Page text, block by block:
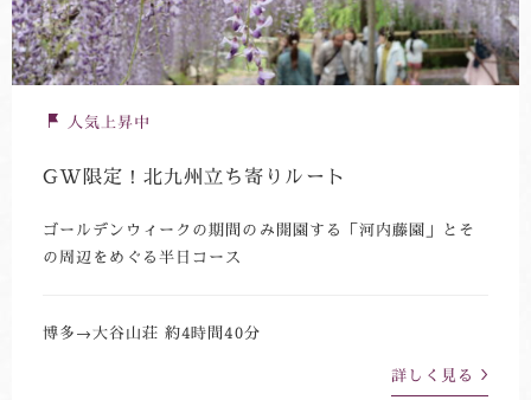
人気上昇中
GW限定！北九州立ち寄りルート
ゴールデンウィークの期間のみ開園する「河内藤園」とそ
の周辺をめぐる半日コース
博多→大谷山荘 約4時間40分
詳しく見る